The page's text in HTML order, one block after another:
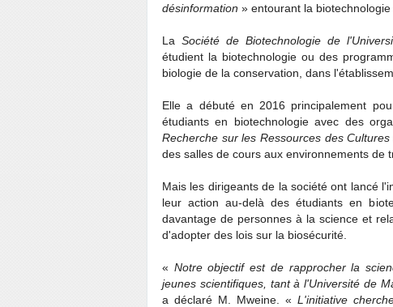
désinformation » entourant la
LaSociété de Biotechnologie de
étudient la biotechnologie ou des
biologie de la conservation, dans
Elle a débuté en 2016 principalement
étudiants en biotechnologie avec des
Recherche sur les Ressources des Cultures
des salles de cours aux environnements de
Mais les dirigeants de la société ont lancé
leur action au-delà des étudiants en
davantage de personnes à la science et
d'adopter des lois sur la biosécurité.
« Notre objectif est de rapprocher la
jeunes scientifiques, tant à l'Université de
a déclaré M. Mweine. « L'initiative